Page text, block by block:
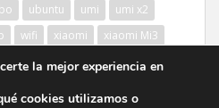
ubuntu umi
umi x2
wifi xiaomi xiaomi Mi3
la mejor experiencia en
cookies utilizamos o